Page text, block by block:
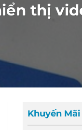
thị
Khuyến